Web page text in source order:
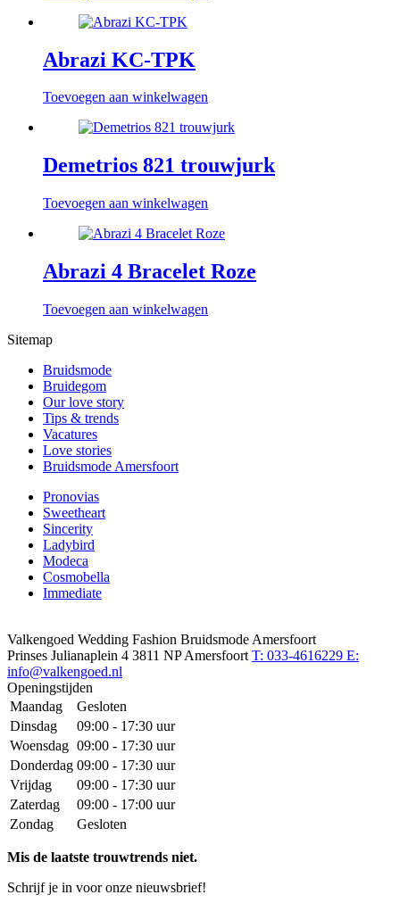
Abrazi KC-TPK
Toevoegen aan winkelwagen
Demetrios 821 trouwjurk
Toevoegen aan winkelwagen
Abrazi 4 Bracelet Roze
Toevoegen aan winkelwagen
Sitemap
Bruidsmode
Bruidegom
Our love story
Tips & trends
Vacatures
Love stories
Bruidsmode Amersfoort
Pronovias
Sweetheart
Sincerity
Ladybird
Modeca
Cosmobella
Immediate
Valkengoed Wedding Fashion Bruidsmode Amersfoort
Prinses Julianaplein 4 3811 NP Amersfoort T: 033-4616229 E:
info@valkengoed.nl
Openingstijden
Maandag
Gesloten
Dinsdag
09:00 - 17:30 uur
Woensdag 09:00 - 17:30 uur
Donderdag 09:00 - 17:30 uur
Vrijdag
09:00 - 17:30 uur
Zaterdag
09:00 - 17:00 uur
Zondag
Gesloten
Mis de laatste trouwtrends niet.
Schrijf je in voor onze nieuwsbrief!